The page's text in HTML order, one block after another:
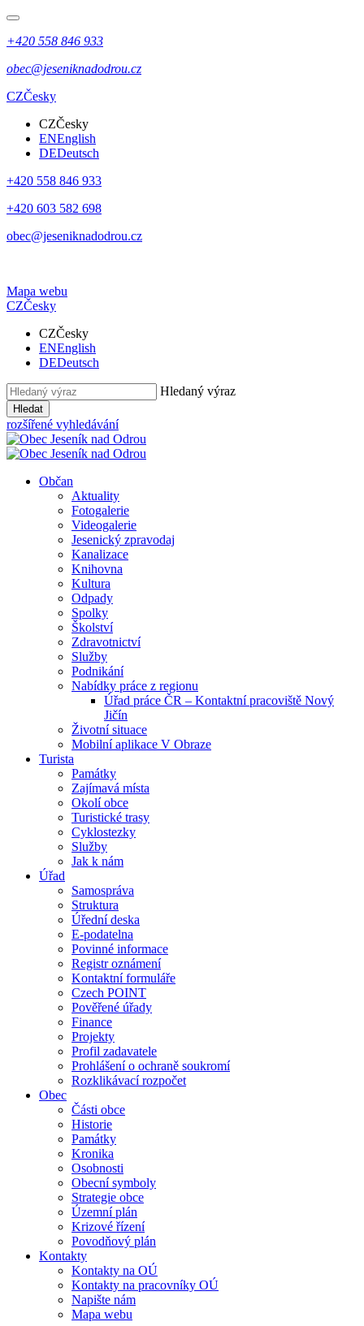
+420 558 846 933
obec@jeseniknadodrou.cz
CZČesky
CZČesky
ENEnglish
DEDeutsch
+420 558 846 933
+420 603 582 698
obec@jeseniknadodrou.cz
Mapa webu
CZČesky
CZČesky
ENEnglish
DEDeutsch
Hledaný výraz
Hledat
rozšířené vyhledávání
Občan
Aktuality
Fotogalerie
Videogalerie
Jesenický zpravodaj
Kanalizace
Knihovna
Kultura
Odpady
Spolky
Školství
Zdravotnictví
Služby
Podnikání
Nabídky práce z regionu
Úřad práce ČR – Kontaktní pracoviště Nový
Jičín
Životní situace
Mobilní aplikace V Obraze
Turista
Památky
Zajímavá místa
Okolí obce
Turistické trasy
Cyklostezky
Služby
Jak k nám
Úřad
Samospráva
Struktura
Úřední deska
E-podatelna
Povinné informace
Registr oznámení
Kontaktní formuláře
Czech POINT
Pověřené úřady
Finance
Projekty
Profil zadavatele
Prohlášení o ochraně soukromí
Rozklikávací rozpočet
Obec
Části obce
Historie
Památky
Kronika
Osobnosti
Obecní symboly
Strategie obce
Územní plán
Krizové řízení
Povodňový plán
Kontakty
Kontakty na OÚ
Kontakty na pracovníky OÚ
Napište nám
Mapa webu